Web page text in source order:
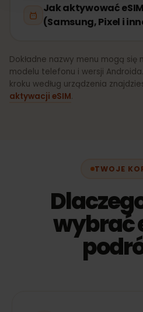
Jak aktywować
(Samsung, Pixel i
Dokładne nazwy menu mogą się
modelu telefonu i wersji
kroku według urządzenia
aktywacji eSIM.
TWOJE
wybrać